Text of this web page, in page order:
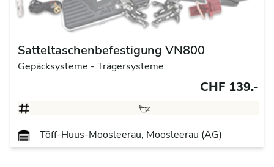
Satteltaschenbefestigung VN800
Gepäcksysteme - Trägersysteme
CHF 139.-
Töff-Huus-Moosleerau, Moosleerau (AG)